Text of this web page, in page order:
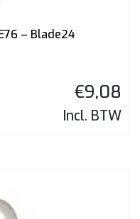
– Blade24
€9,08
Incl. BTW